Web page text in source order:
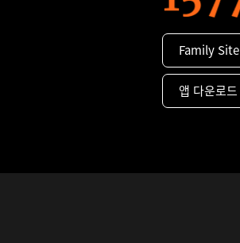
Family Site
앱 다운로드